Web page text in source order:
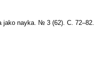
jako nayka. № 3 (62). С. 72–82.